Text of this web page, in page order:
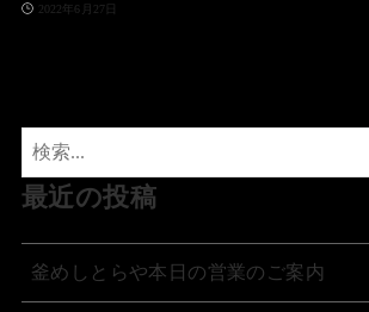
2022年6月27日
最近の投稿
釜めしとらや本日の営業のご案内